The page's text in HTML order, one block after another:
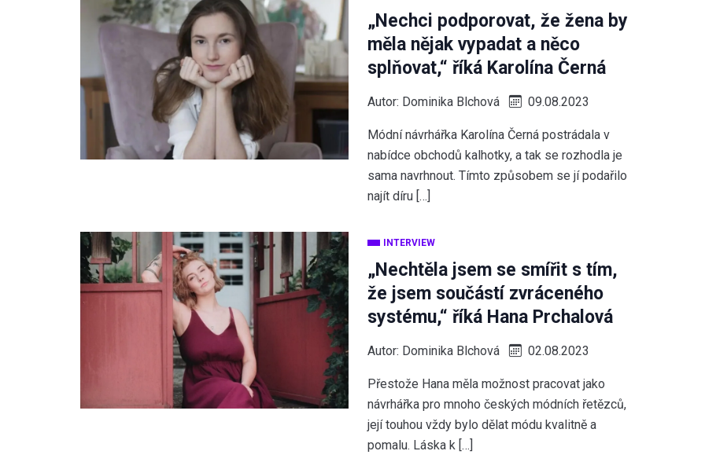
„Nechci podporovat, že žena by
měla nějak vypadat a něco
splňovat,“ říká Karolína Černá
Autor: Dominika Blchová 09.08.2023
Módní návrhářka Karolína Černá postrádala v
nabídce obchodů kalhotky, a tak se rozhodla je
sama navrhnout. Tímto způsobem se jí podařilo
najít díru […]
INTERVIEW
„Nechtěla jsem se smířit s tím,
že jsem součástí zvráceného
systému,“ říká Hana Prchalová
Autor: Dominika Blchová 02.08.2023
Přestože Hana měla možnost pracovat jako
návrhářka pro mnoho českých módních řetězců,
její touhou vždy bylo dělat módu kvalitně a
pomalu. Láska k […]